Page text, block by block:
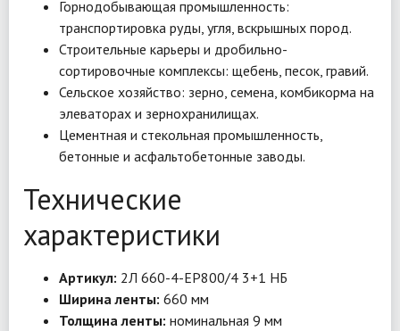
Горнодобывающая промышленность:
транспортировка руды, угля, вскрышных пород.
Строительные карьеры и дробильно-
сортировочные комплексы: щебень, песок, гравий.
Сельское хозяйство: зерно, семена, комбикорма на
элеваторах и зернохранилищах.
Цементная и стекольная промышленность,
бетонные и асфальтобетонные заводы.
Технические
характеристики
Артикул: 2Л 660-4-EP800/4 3+1 НБ
Ширина ленты: 660 мм
Толщина ленты: номинальная 9 мм